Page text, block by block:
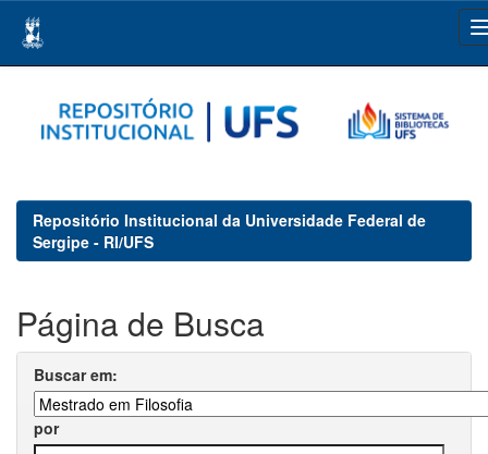
navigation
Repositório Institucional da Universidade Federal de
Sergipe - RI/UFS
Página de Busca
Buscar em:
por